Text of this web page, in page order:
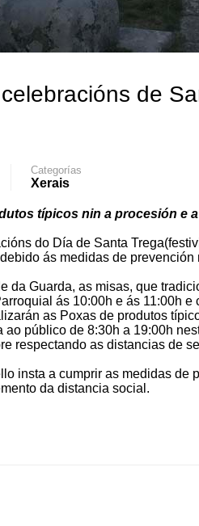
de
Categorías
Xerais
típicos nin a procesión e
do Día de Santa
ás medidas de
da Guarda, as misas, que
ás 10:00h e ás 11:00h
as Poxas de produtos
ao público de 8:30h a 19:00h
respectando as distancias de
insta a cumprir as medidas de
da distancia social.